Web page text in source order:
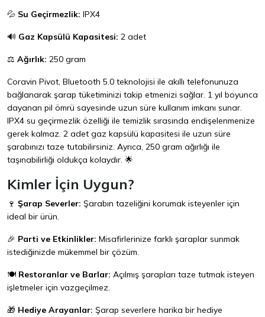
💦 Su Geçirmezlik: IPX4
🔊 Gaz Kapsülü Kapasitesi: 2 adet
⚖️ Ağırlık: 250 gram
Coravin Pivot, Bluetooth 5.0 teknolojisi ile akıllı telefonunuza
bağlanarak şarap tüketiminizi takip etmenizi sağlar. 1 yıl boyunca
dayanan pil ömrü sayesinde uzun süre kullanım imkanı sunar.
IPX4 su geçirmezlik özelliği ile temizlik sırasında endişelenmenize
gerek kalmaz. 2 adet gaz kapsülü kapasitesi ile uzun süre
şarabınızı taze tutabilirsiniz. Ayrıca, 250 gram ağırlığı ile
taşınabilirliği oldukça kolaydır. 🌟
Kimler İçin Uygun?
🍷 Şarap Severler: Şarabın tazeliğini korumak isteyenler için
ideal bir ürün.
🎉 Parti ve Etkinlikler: Misafirlerinize farklı şaraplar sunmak
istediğinizde mükemmel bir çözüm.
🍽️ Restoranlar ve Barlar: Açılmış şarapları taze tutmak isteyen
işletmeler için vazgeçilmez.
🎁 Hediye Arayanlar: Şarap severlere harika bir hediye